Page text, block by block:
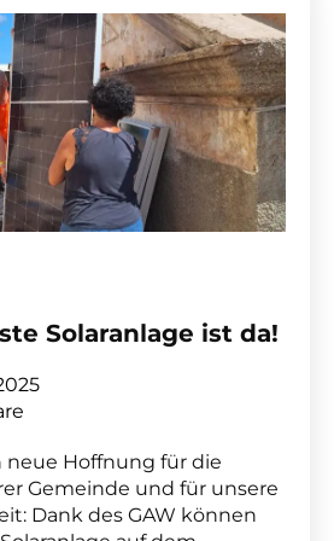
Solaranlage ist da!
neue Hoffnung für die
Gemeinde und für unsere
Dank des GAW können